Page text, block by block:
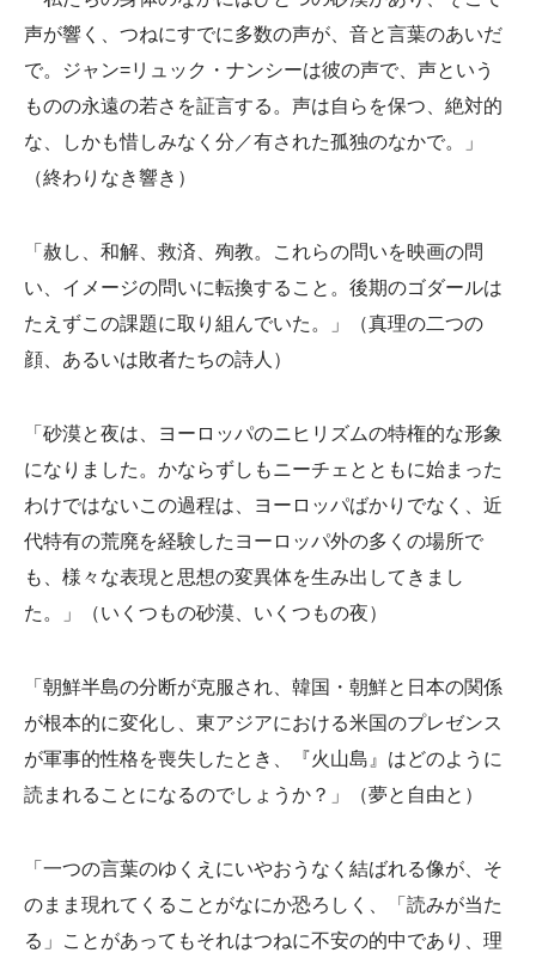
声が響く、つねにすでに多数の声が、音と言葉のあいだ
で。ジャン=リュック・ナンシーは彼の声で、声という
ものの永遠の若さを証言する。声は自らを保つ、絶対的
な、しかも惜しみなく分／有された孤独のなかで。」
（終わりなき響き）
「赦し、和解、救済、殉教。これらの問いを映画の問
い、イメージの問いに転換すること。後期のゴダールは
たえずこの課題に取り組んでいた。」（真理の二つの
顔、あるいは敗者たちの詩人）
「砂漠と夜は、ヨーロッパのニヒリズムの特権的な形象
になりました。かならずしもニーチェとともに始まった
わけではないこの過程は、ヨーロッパばかりでなく、近
代特有の荒廃を経験したヨーロッパ外の多くの場所で
も、様々な表現と思想の変異体を生み出してきまし
た。」（いくつもの砂漠、いくつもの夜）
「朝鮮半島の分断が克服され、韓国・朝鮮と日本の関係
が根本的に変化し、東アジアにおける米国のプレゼンス
が軍事的性格を喪失したとき、『火山島』はどのように
読まれることになるのでしょうか？」（夢と自由と）
「一つの言葉のゆくえにいやおうなく結ばれる像が、そ
のまま現れてくることがなにか恐ろしく、「読みが当た
る」ことがあってもそれはつねに不安の的中であり、理